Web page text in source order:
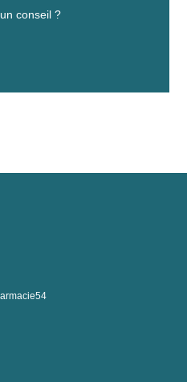
conseil ?